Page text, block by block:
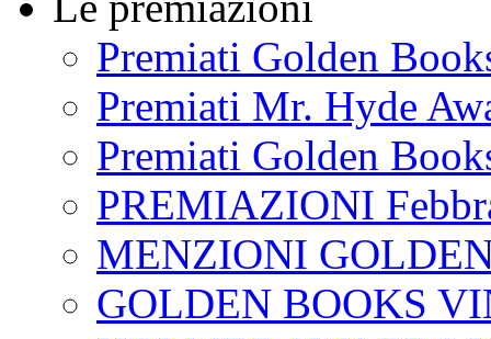
Premiati Golden
Premiati Mr. Hyde
Premiati Golden
PREMIAZIONI
MENZIONI
GOLDEN BOOKS